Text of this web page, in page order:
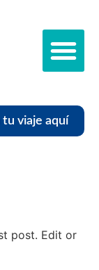
tu viaje aquí
post. Edit or